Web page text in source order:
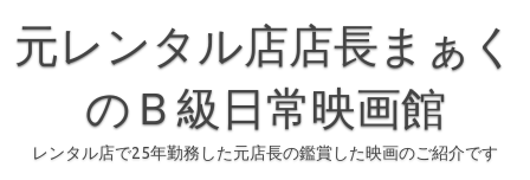
元レンタル店店長まぁく
のＢ級日常映画館
レンタル店で25年勤務した元店長の鑑賞した映画のご紹介です